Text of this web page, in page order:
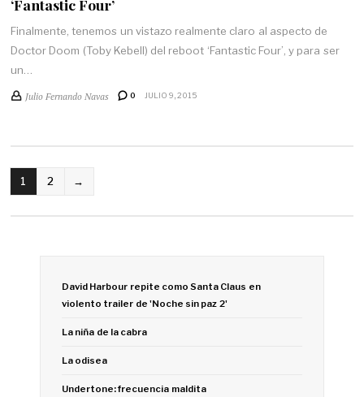
‘Fantastic Four’
Finalmente, tenemos un vistazo realmente claro al aspecto de
Doctor Doom (Toby Kebell) del reboot ‘Fantastic Four’, y para ser
un…
Julio Fernando Navas 0 JULIO 9, 2015
1 2 →
David Harbour repite como Santa Claus en
violento trailer de 'Noche sin paz 2'
La niña de la cabra
La odisea
Undertone: frecuencia maldita